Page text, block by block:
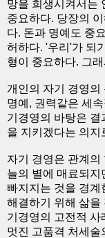
망을 희생시켜서는
중요하다. 당장의
다. 돈과 명예도 중
허하다. '우리'가 되
형이 중요하다. 그
개인의 자기 경영의
명예, 권력같은 세
기경영의 바탕은 결
을 지키겠다는 의지
자기 경영은 관계
늘의 별에 매료되지
빠지지는 것을 경계
해결하기 위해 삶을
기경영의 고전적
멋진 고품격 처세술